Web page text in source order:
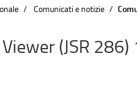
Comunicati e notizie
(JSR